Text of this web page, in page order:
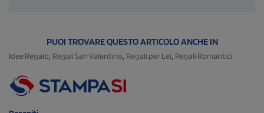
PUOI TROVARE QUESTO ARTICOLO ANCHE IN
Idee Regalo, Regali San Valentino, Regali per Lei, Regali Romantici